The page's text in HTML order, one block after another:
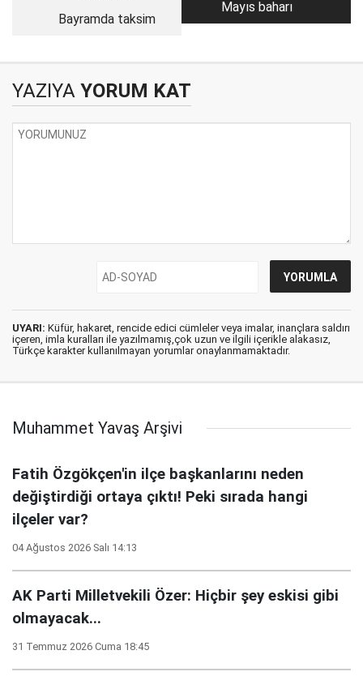
Bayramda taksim
Mayıs baharı
YAZIYA YORUM KAT
UYARI: Küfür, hakaret, rencide edici cümleler veya imalar, inançlara saldırı
içeren, imla kuralları ile yazılmamış,çok uzun ve ilgili içerikle alakasız,
Türkçe karakter kullanılmayan yorumlar onaylanmamaktadır.
Muhammet Yavaş Arşivi
Fatih Özgökçen'in ilçe başkanlarını neden
değiştirdiği ortaya çıktı! Peki sırada hangi
ilçeler var?
04 Ağustos 2026 Salı 14:13
AK Parti Milletvekili Özer: Hiçbir şey eskisi gibi
olmayacak...
31 Temmuz 2026 Cuma 18:45